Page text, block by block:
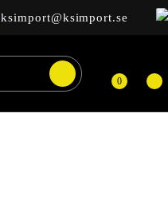
ksimport@ksimport.se
0